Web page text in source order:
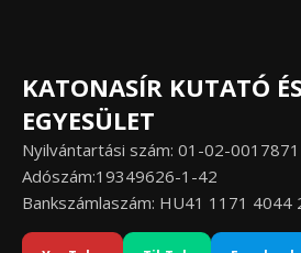
KATONASÍR KUTATÓ
EGYESÜLET
Nyilvántartási szám: 01-02-0017871
Adószám:19349626-1-42
Bankszámlaszám: HU41 1171